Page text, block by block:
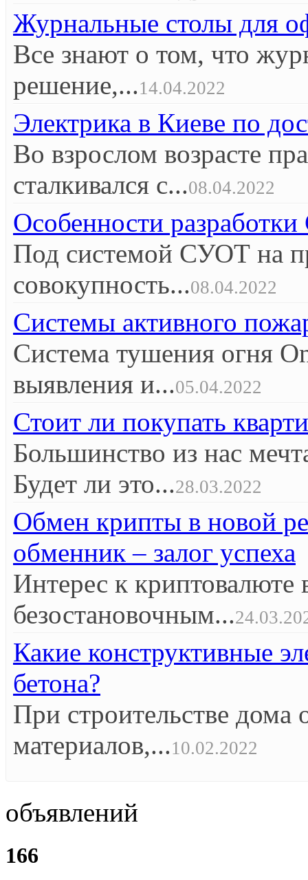
Журнальные столы для
Все знают о том, что
решение,...14.04.2022
Электрика в Киеве по
Во взрослом возрасте
сталкивался с...08.04.2022
Особенности
Под системой СУОТ на
совокупность...08.04.2022
Системы активного
Система тушения огня
выявления и...05.04.2022
Стоит ли покупать
Большинство из нас
Будет ли это...28.03.2022
Обмен крипты в новой
обменник – залог успеха
Интерес к криптовалюте
безостановочным...
Какие конструктивные
бетона?
При строительстве
материалов,...10.02.2022
объявлений
166